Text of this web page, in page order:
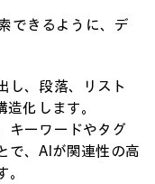
できるように、デ
し、段落、リスト
化します。
キーワードやタグ
で、AIが関連性の高